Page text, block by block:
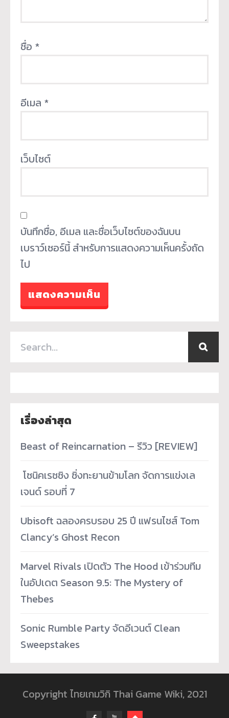
ชื่อ *
อีเมล *
เว็บไซต์
บันทึกชื่อ, อีเมล และชื่อเว็บไซต์ของฉันบน
เบราว์เซอร์นี้ สำหรับการแสดงความเห็นครั้งถัด
ไป
เรื่องล่าสุด
Beast of Reincarnation – รีวิว [REVIEW]
­ โซนิคเรซซิง ซิ่งทะยานข้ามโลก จัดการแข่งเล
เจนด์ รอบที่ 7
Ubisoft ฉลองครบรอบ 25 ปี แฟรนไชส์ Tom
Clancy’s Ghost Recon
Marvel Rivals เปิดตัว The Hood เข้าร่วมทีม
ในอัปเดต Season 9.5: The Mystery of
Thebes
Sonic Rumble Party จัดอีเวนต์ Clean
Sweepstakes
Copyright ไทยเกมวิกิ Thai Game Wiki, 2021